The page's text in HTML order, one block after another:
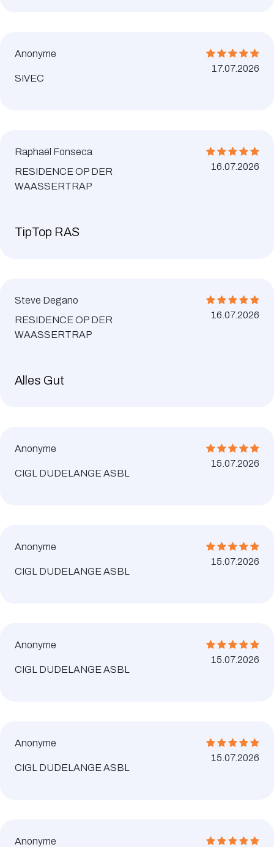
Anonyme
SIVEC
17.07.2026
Raphaël Fonseca
RESIDENCE OP DER
WAASSERTRAP
16.07.2026
TipTop RAS
Steve Degano
RESIDENCE OP DER
WAASSERTRAP
16.07.2026
Alles Gut
Anonyme
CIGL DUDELANGE ASBL
15.07.2026
Anonyme
CIGL DUDELANGE ASBL
15.07.2026
Anonyme
CIGL DUDELANGE ASBL
15.07.2026
Anonyme
CIGL DUDELANGE ASBL
15.07.2026
Anonyme